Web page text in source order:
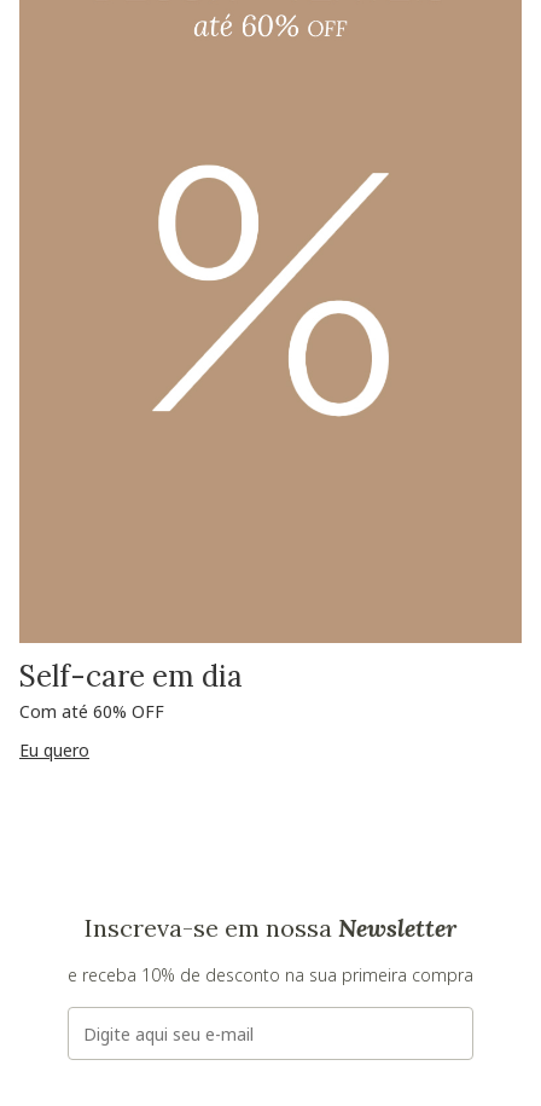
Self-care em dia
Com até 60% OFF
Eu quero
Inscreva-se em nossa Newsletter
e receba 10% de desconto na sua primeira compra
E-mail